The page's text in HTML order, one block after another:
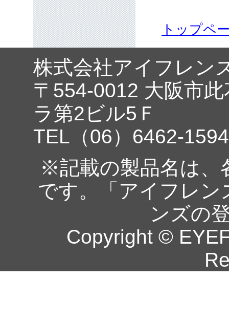
トップペ
株式会社アイフレン
〒554-0012 大阪市
ラ第2ビル5Ｆ
TEL（06）6462-
※記載の製品名は、
です。「アイフレ
ンズの
Copyright ©